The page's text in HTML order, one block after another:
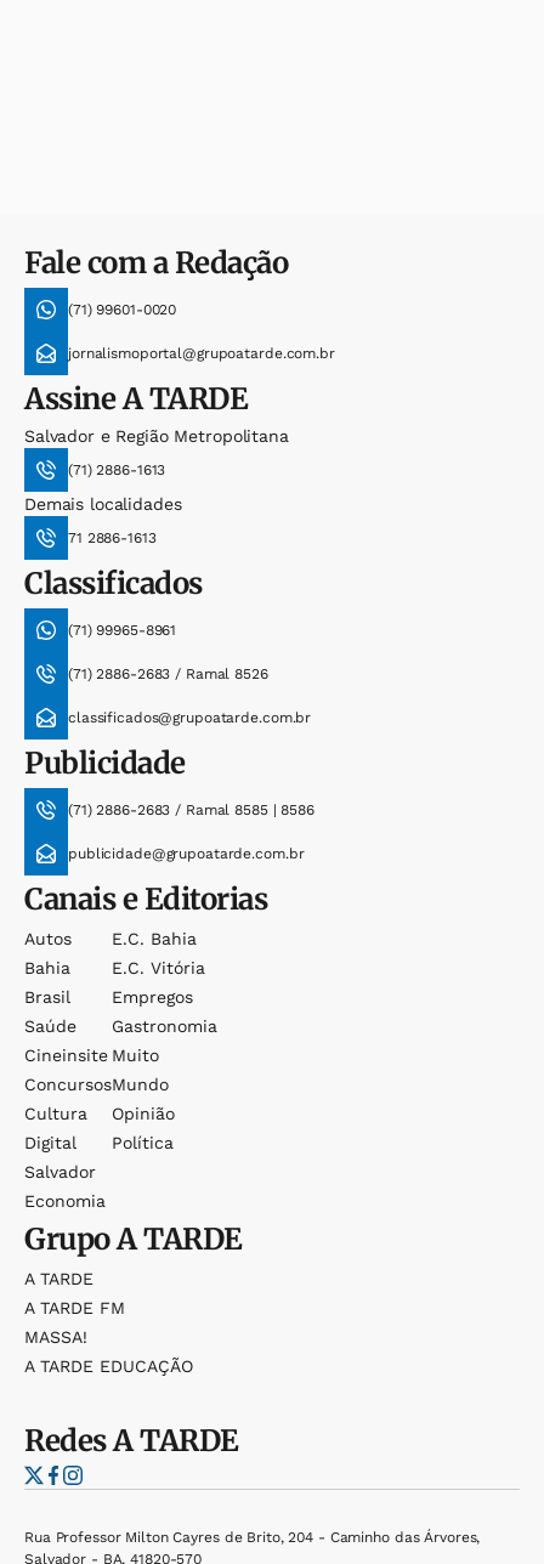
Fale com a Redação
(71) 99601-0020
jornalismoportal@grupoatarde.com.br
AssineA TARDE
Salvador e Região Metropolitana
(71) 2886-1613
Demais localidades
71 2886-1613
Classificados
(71) 99965-8961
(71) 2886-2683 / Ramal 8526
classificados@grupoatarde.com.br
Publicidade
(71) 2886-2683 / Ramal 8585 | 8586
publicidade@grupoatarde.com.br
Canais e Editorias
Autos
Bahia
Brasil
Saúde
Cineinsite
Concursos
Cultura
Digital
Salvador
Economia
E.c. Bahia
E.c. Vitória
Empregos
Gastronomia
Muito
Mundo
Opinião
Política
GrupoA TARDE
A TARDE
A TARDE FM
MASSA!
A TARDE EDUCAÇÃO
RedesA TARDE
Rua Professor Milton Cayres de Brito, 204 - Caminho das Árvores,
Salvador - BA, 41820-570